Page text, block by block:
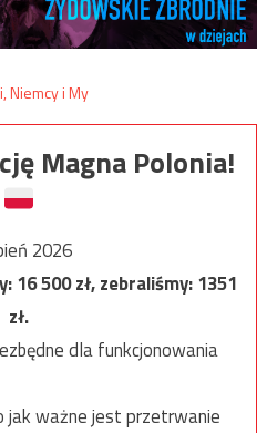
Magna Polonia!
2026
16 500zł, zebraliśmy:1351
zł.
dla funkcjonowania
ważne jest przetrwanie